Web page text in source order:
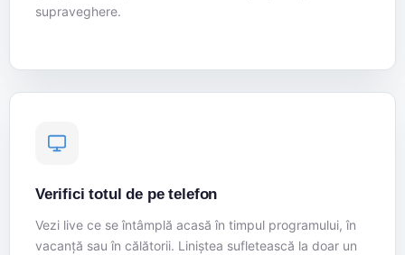
supraveghere.
Verifici totul de pe telefon
Vezi live ce se întâmplă acasă în timpul programului, în
vacanță sau în călătorii. Liniștea sufletească la doar un